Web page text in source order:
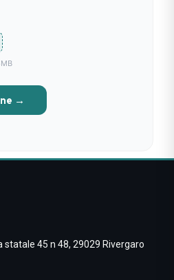
→
statale 45 n 48, 29029 Rivergaro